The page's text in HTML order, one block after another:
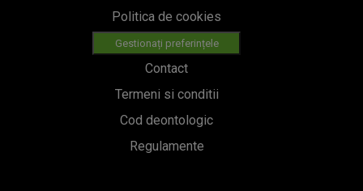
Politica de cookies
Gestionați preferințele
Contact
Termeni si conditii
Cod deontologic
Regulamente